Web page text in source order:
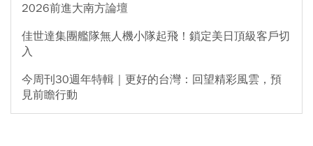
2026前進大南方論壇
佳世達集團艦隊無人機小隊起飛！鎖定美日頂級客戶切
入
今周刊30週年特輯｜更好的台灣：回望精彩風雲，預
見前瞻行動